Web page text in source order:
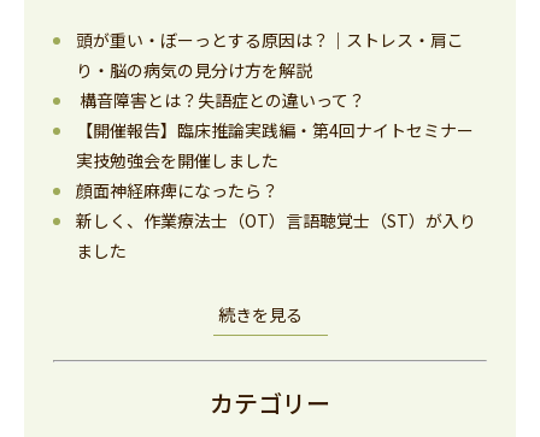
頭が重い・ぼーっとする原因は？｜ストレス・肩こ
り・脳の病気の見分け方を解説
構音障害とは？失語症との違いって？
【開催報告】臨床推論実践編・第4回ナイトセミナー
実技勉強会を開催しました
顔面神経麻痺になったら？
新しく、作業療法士（OT）言語聴覚士（ST）が入り
ました
続きを見る
カテゴリー